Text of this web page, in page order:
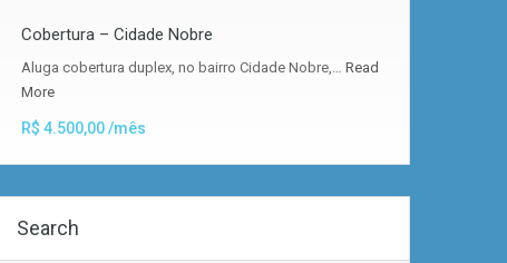
Cobertura – Cidade Nobre
Aluga cobertura duplex, no bairro Cidade Nobre,… Read
More
R$ 4.500,00 /mês
Search